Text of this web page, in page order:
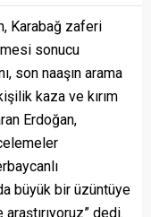
Karabağ zaferi
sonucu
son naaşın arama
kaza ve kırım
Erdoğan,
büyük bir üzüntüye
dedi.